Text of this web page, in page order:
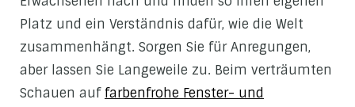
Platz und ein Verständnis dafür, wie die Welt
zusammenhängt. Sorgen Sie für Anregungen,
aber lassen Sie Langeweile zu. Beim verträumten
Schauen auf farbenfrohe Fenster- und